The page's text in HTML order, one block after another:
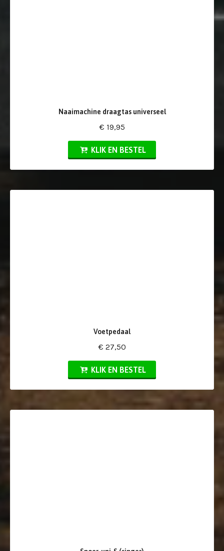
Naaimachine draagtas universeel
€ 19,95
KLIK EN BESTEL
Voetpedaal
€ 27,50
KLIK EN BESTEL